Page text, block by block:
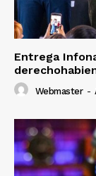
Entrega
Webmaster -